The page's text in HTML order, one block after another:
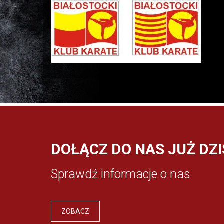
DOŁĄCZ DO NAS JUŻ
Sprawdź informacje o nas
ZOBACZ